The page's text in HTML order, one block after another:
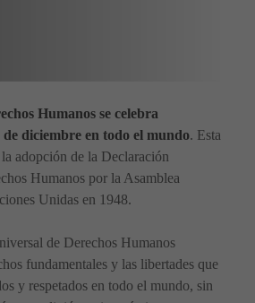
Humanos se celebra
de diciembre en todo el mundo. Esta
adopción de la Declaración
Humanos por la Asamblea
Unidas en 1948.
de Derechos Humanos
fundamentales y las libertades que
y respetados en todo el mundo, sin